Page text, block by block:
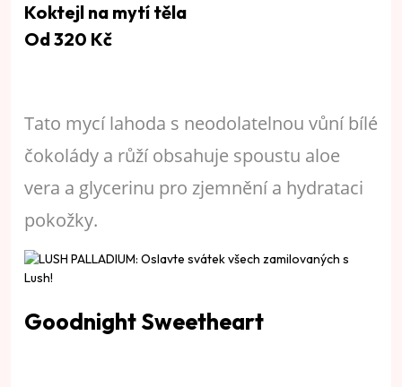
Koktejl na mytí těla
Od 320 Kč
Tato mycí lahoda s neodolatelnou vůní bílé
čokolády a růží obsahuje spoustu aloe
vera a glycerinu pro zjemnění a hydrataci
pokožky.
Goodnight Sweetheart